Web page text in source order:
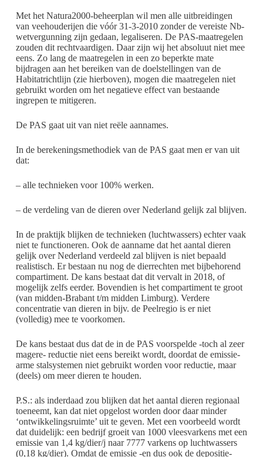
Met het Natura2000-beheerplan wil men alle uitbreidingen
van veehouderijen die vóór 31-3-2010 zonder de vereiste Nb-
wetvergunning zijn gedaan, legaliseren. De PAS-maatregelen
zouden dit rechtvaardigen. Daar zijn wij het absoluut niet mee
eens. Zo lang de maatregelen in een zo beperkte mate
bijdragen aan het bereiken van de doelstellingen van de
Habitatrichtlijn (zie hierboven), mogen die maatregelen niet
gebruikt worden om het negatieve effect van bestaande
ingrepen te mitigeren.
De PAS gaat uit van niet reële aannames.
In de berekeningsmethodiek van de PAS gaat men er van uit
dat:
– alle technieken voor 100% werken.
– de verdeling van de dieren over Nederland gelijk zal blijven.
In de praktijk blijken de technieken (luchtwassers) echter vaak
niet te functioneren. Ook de aanname dat het aantal dieren
gelijk over Nederland verdeeld zal blijven is niet bepaald
realistisch. Er bestaan nu nog de dierrechten met bijbehorend
compartiment. De kans bestaat dat dit vervalt in 2018, of
mogelijk zelfs eerder. Bovendien is het compartiment te groot
(van midden-Brabant t/m midden Limburg). Verdere
concentratie van dieren in bijv. de Peelregio is er niet
(volledig) mee te voorkomen.
De kans bestaat dus dat de in de PAS voorspelde -toch al zeer
magere- reductie niet eens bereikt wordt, doordat de emissie-
arme stalsystemen niet gebruikt worden voor reductie, maar
(deels) om meer dieren te houden.
P.S.: als inderdaad zou blijken dat het aantal dieren regionaal
toeneemt, kan dat niet opgelost worden door daar minder
‘ontwikkelingsruimte’ uit te geven. Met een voorbeeld wordt
dat duidelijk: een bedrijf groeit van 1000 vleesvarkens met een
emissie van 1,4 kg/dier/j naar 7777 varkens op luchtwassers
(0,18 kg/dier). Omdat de emissie -en dus ook de depositie-